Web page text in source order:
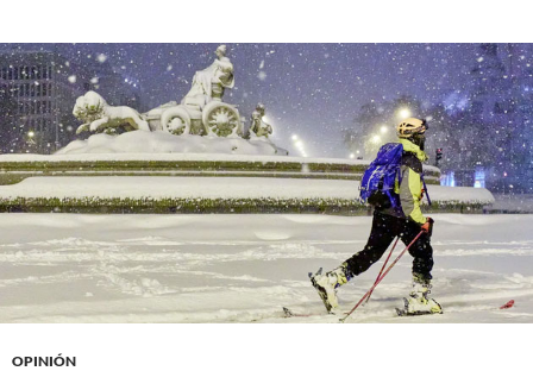
OPINIÓN